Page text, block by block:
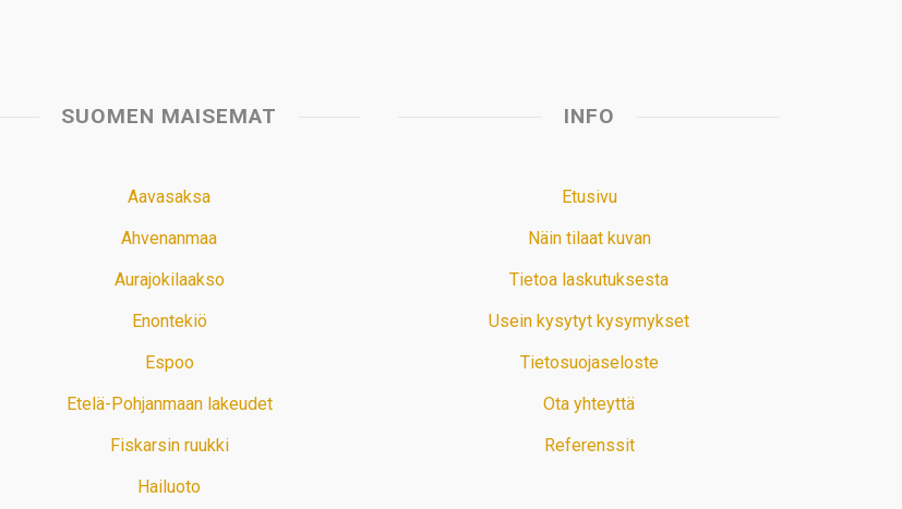
SUOMEN MAISEMAT
Aavasaksa
Ahvenanmaa
Aurajokilaakso
Enontekiö
Espoo
Etelä-Pohjanmaan lakeudet
Fiskarsin ruukki
Hailuoto
INFO
Etusivu
Näin tilaat kuvan
Tietoa laskutuksesta
Usein kysytyt kysymykset
Tietosuojaseloste
Ota yhteyttä
Referenssit